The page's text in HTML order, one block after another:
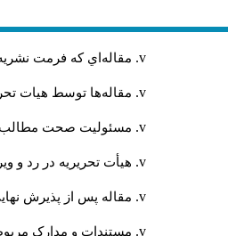
مقاله‌اي كه فرمت
مقاله‌ها توسط هیات
مسئوليت صحت مطالب
هيأت تحريريه در رد و
مقاله پس از پذيرش
مستندات و مدارک